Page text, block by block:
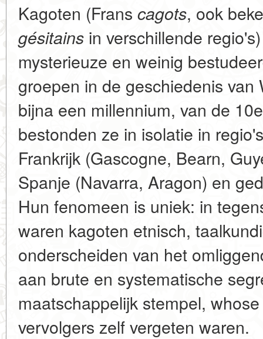
Kagoten (Frans cagots, ook
gésitains in verschillende
mysterieuze en weinig
groepen in de geschiedenis
bijna een millennium, van de
bestonden ze in isolatie in
Frankrijk (Gascogne, Bearn,
Spanje (Navarra, Aragon) en
Hun fenomeen is uniek: in
waren kagoten etnisch,
onderscheiden van het
aan brute en systematische
maatschappelijk stempel,
vervolgers zelf vergeten waren.